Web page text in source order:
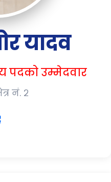
यादव
पदको उम्मेदवार
नं. २